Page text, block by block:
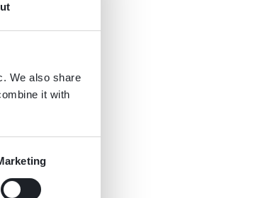
We also share
it with